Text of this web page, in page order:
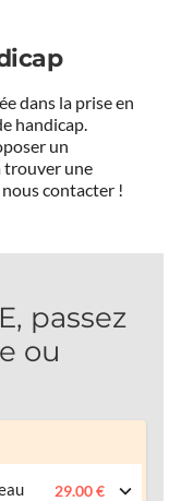
dans la prise en
handicap.
un
trouver une
contacter !
passez
ou
29.00 €